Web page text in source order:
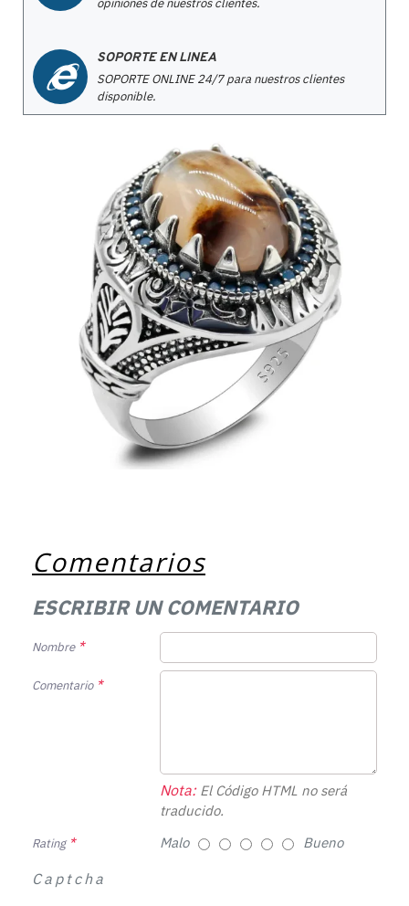
opiniones de nuestros clientes.
SOPORTE EN LINEA
SOPORTE ONLINE 24/7 para nuestros clientes
disponible.
Comentarios
ESCRIBIR UN COMENTARIO
Nombre
Comentario
Nota:El Código HTML no será
traducido.
Rating Malo Bueno
Captcha